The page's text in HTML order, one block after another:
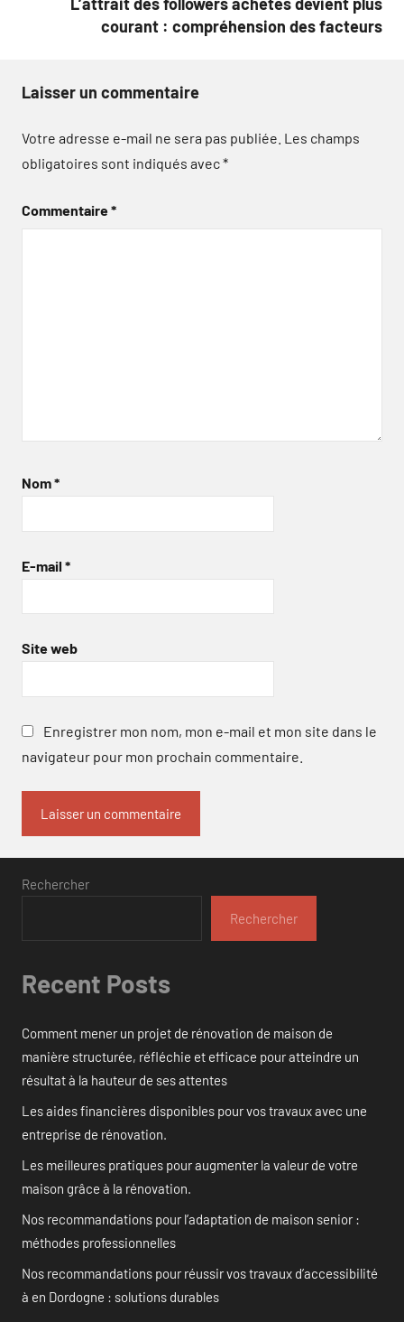
courant : compréhension des facteurs
Laisser un commentaire
Votre adresse e-mail ne sera pas publiée. Les champs
obligatoires sont indiqués avec*
Commentaire*
Nom*
E-mail *
Site web
Enregistrer mon nom, mon e-mail et mon site dans le
navigateur pour mon prochain commentaire.
Rechercher
Rechercher
Recent Posts
Comment mener un projet de rénovation de maison de
manière structurée, réfléchie et efficace pour atteindre un
résultat à la hauteur de ses attentes
Les aides financières disponibles pour vos travaux avec une
entreprise de rénovation.
Les meilleures pratiques pour augmenter la valeur de votre
maison grâce à la rénovation.
Nos recommandations pour l’adaptation de maison senior :
méthodes professionnelles
Nos recommandations pour réussir vos travaux d’accessibilité
à en Dordogne : solutions durables